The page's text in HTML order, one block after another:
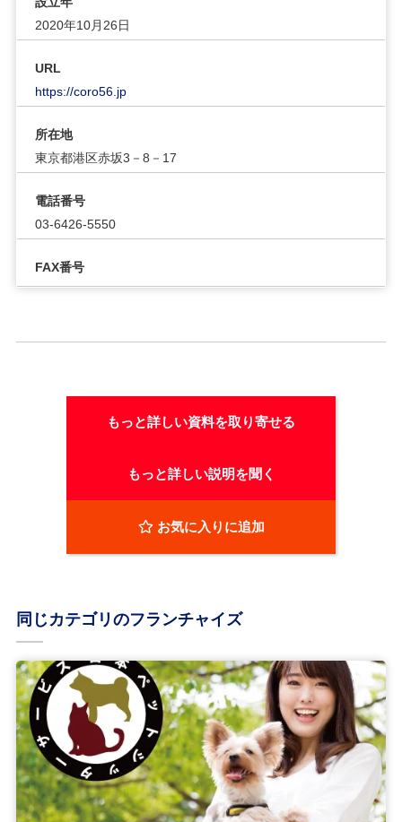
2020年10月26日
URL
https://coro56.jp
所在地
東京都港区赤坂3－8－17
電話番号
03-6426-5550
FAX番号
もっと詳しい資料を取り寄せる
もっと詳しい説明を聞く
お気に入りに追加
同じカテゴリのフランチャイズ